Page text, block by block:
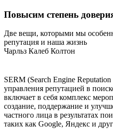
Повысим степень
Две вещи, которыми мы
репутация и наша жизнь
Чарльз Калеб Колтон
SERM (Search Engine
управления репутацией в
включает в себя комплекс
создание, поддержание и
частного лица в результатах
таких как Google, Яндекс и